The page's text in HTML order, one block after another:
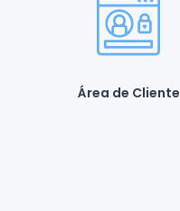
Área de Cliente